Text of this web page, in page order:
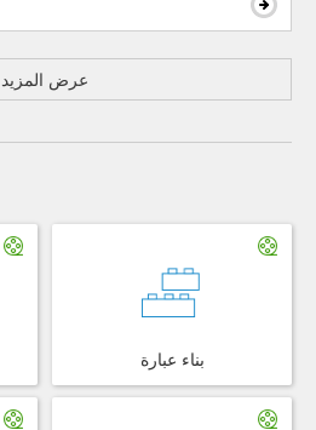
عرض المزيد
بناء عبارة